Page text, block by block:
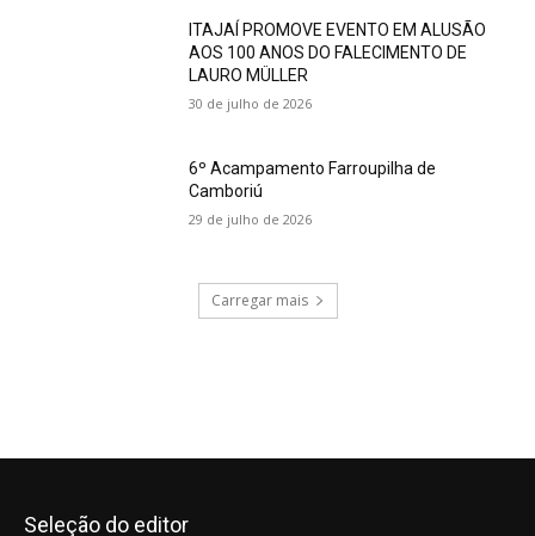
ITAJAÍ PROMOVE EVENTO EM ALUSÃO
AOS 100 ANOS DO FALECIMENTO DE
LAURO MÜLLER
30 de julho de 2026
6º Acampamento Farroupilha de
Camboriú
29 de julho de 2026
Carregar mais
Seleção do editor